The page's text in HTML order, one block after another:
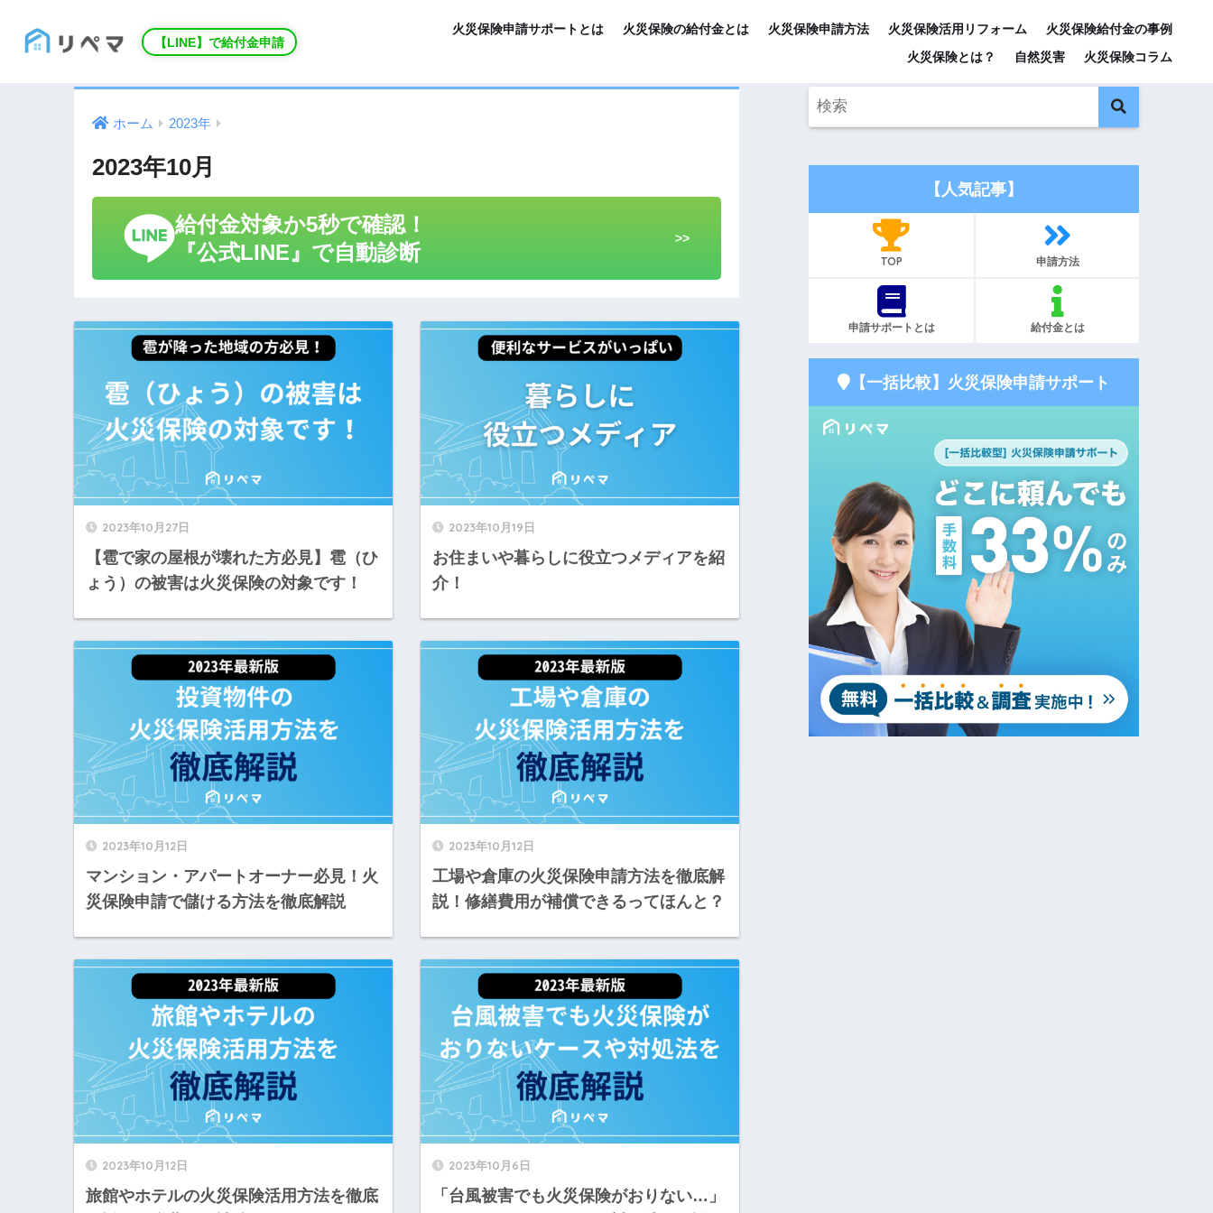
【LINE】で給付金申請
火災保険申請サポートとは 火災保険の給付金とは 火災保険申請方法 火災保険活用リフォーム
火災保険給付金の事例
火災保険とは？
自然災害 火災保険コラム
ホーム 2023年
2023年10月
給付金対象か5秒で確認！
『公式LINE』で自動診断
>>
2023年10月27日
【雹で家の屋根が壊れた方必見】雹（ひ
ょう）の被害は火災保険の対象です！
2023年10月19日
お住まいや暮らしに役立つメディアを紹
介！
2023年10月12日
マンション・アパートオーナー必見！火
災保険申請で儲ける方法を徹底解説
2023年10月12日
工場や倉庫の火災保険申請方法を徹底解
説！修繕費用が補償できるってほんと？
2023年10月12日
旅館やホテルの火災保険活用方法を徹底
2023年10月6日
「台風被害でも火災保険がおりない…」
【人気記事】
TOP 申請方法
申請サポートとは 給付金とは
【一括比較】火災保険申請サポート